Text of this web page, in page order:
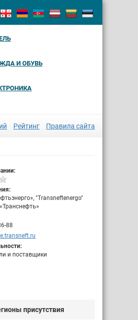
И ОБУВЬ
Рейтинг Правила сайта
"Transneftenergo"
88
и поставщики
присутствия